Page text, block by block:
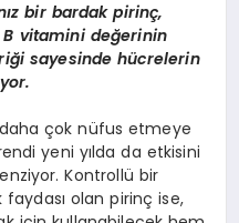
bir bardak pirinç,
vitamini değerinin
sayesinde hücrelerin
çok nüfus etmeye
yeni yılda da etkisini
Kontrollü bir
olan pirinç ise,